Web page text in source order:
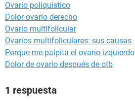
Ovario poliquistico
Dolor ovario derecho
Ovario multifolicular
Ovarios multifoliculares: sus causas
Porque me palpita el ovario izquierdo
Dolor de ovario después de otb
1 respuesta